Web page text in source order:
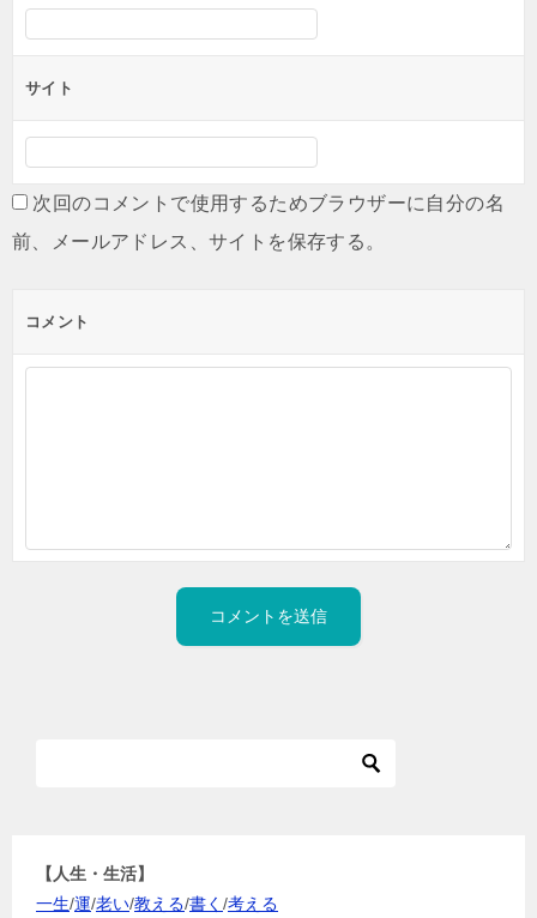
サイト
次回のコメントで使用するためブラウザーに自分の名
前、メールアドレス、サイトを保存する。
コメント
【人生・生活】
一生/運/老い/教える/書く /考える